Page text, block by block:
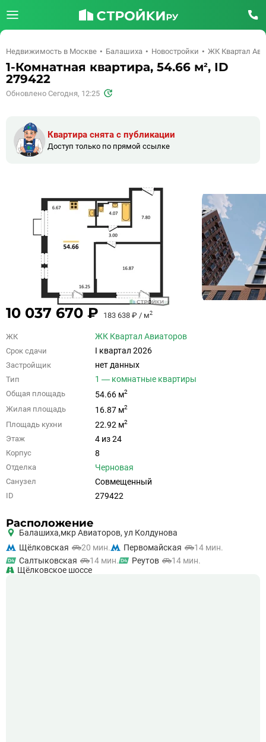
Недвижимость в Москве Балашиха Новостройки ЖК Квартал
1-Комнатная квартира, 54.66 м², ID
279422
Обновлено Сегодня, 12:25
Квартира снята с публикации
Доступ только по прямой ссылке
10 037 670 ₽ 183 638 ₽ / м2
ЖК ЖК Квартал Авиаторов
Срок сдачи I квартал 2026
Застройщик нет данных
Тип 1 — комнатные квартиры
Общая площадь 54.66 м2
Жилая площадь 16.87 м2
Площадь кухни 22.92 м2
Этаж 4 из 24
Корпус 8
Отделка Черновая
Санузел Совмещенный
ID 279422
Расположение
Балашиха,мкр Авиаторов, ул Колдунова
Щёлковская
20 мин. Первомайская
14 мин.
Салтыковская
14 мин. Реутов
14 мин.
Щёлковское шоссе